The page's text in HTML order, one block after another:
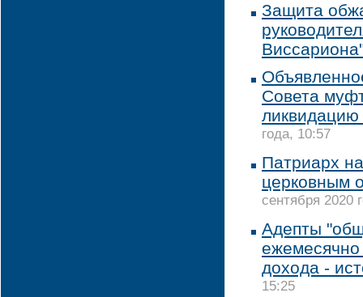
Защита
Совета
года, 10:57
Патриарх
церковным
сентября 2020
Адепты
ежемесячно
дохода -
15:25